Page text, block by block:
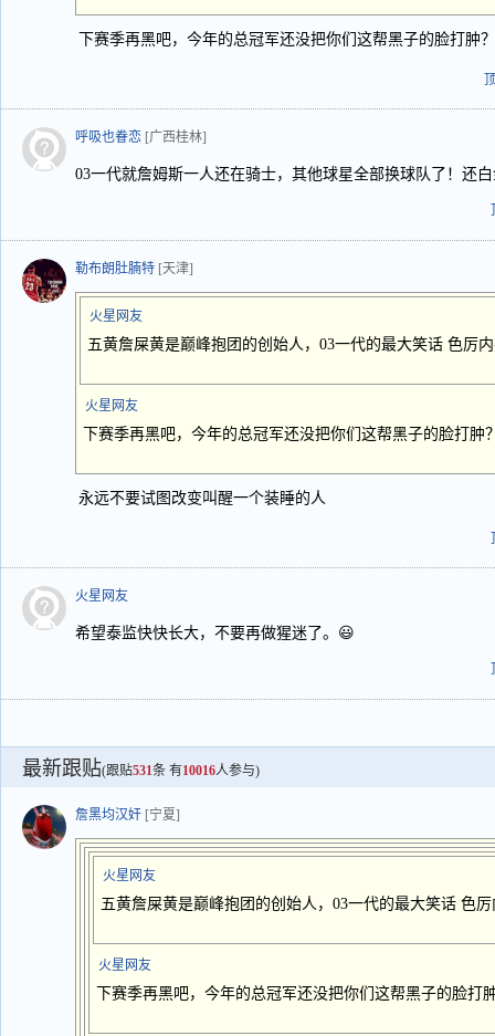
下赛季再黑吧，今年的总冠军还没把你们这帮黑子的脸打肿？
呼吸也眷恋 [广西桂林]
03一代就詹姆斯一人还在骑士，其他球星全部换球队了！还
勒布朗肚腩特 [天津]
火星网友
五黄詹屎黄是巅峰抱团的创始人，03一代的最大笑话 色厉
火星网友
下赛季再黑吧，今年的总冠军还没把你们这帮黑子的脸打肿
永远不要试图改变叫醒一个装睡的人
火星网友
希望泰监快快长大，不要再做猩迷了。😃
最新跟贴(跟贴531条 有10016人参与)
詹黑均汉奸 [宁夏]
火星网友
五黄詹屎黄是巅峰抱团的创始人，03一代的最大笑话 色
火星网友
下赛季再黑吧，今年的总冠军还没把你们这帮黑子的脸打